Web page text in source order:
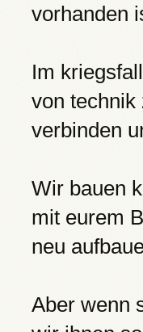
vorhanden
Im
von technik
verbinden
Wir bauen
mit eurem
neu
Aber wenn